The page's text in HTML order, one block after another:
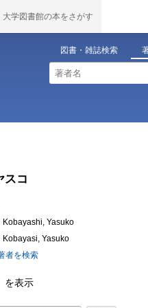
大学図書館の本をさがす
図書・雑誌検索
スコ
Kobayashi, Yasuko
Kobayasi, Yasuko
者を検索
を表示